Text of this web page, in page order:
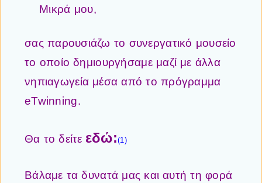
Μικρά μου,
σας παρουσιάζω το συνεργατικό μουσείο
το οποίο δημιουργήσαμε μαζί με άλλα
νηπιαγωγεία μέσα από το πρόγραμμα
eTwinning.
Θα το δείτε εδώ:(1)
Βάλαμε τα δυνατά μας και αυτή τη φορά